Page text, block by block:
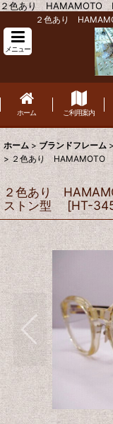
２色あり
２色あり
メニュー
ホーム ご利用案内
ホーム > ブランドフレーム >
> ２色あり
２色あり
ストン型 [HT-